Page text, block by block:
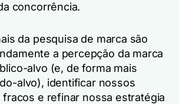
concorrência.
da pesquisa de marca são
a percepção da marca
alvo (e, de forma mais
alvo), identificar nossos
e refinar nossa estratégia